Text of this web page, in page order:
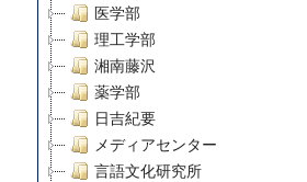
医学部
理工学部
湘南藤沢
薬学部
日吉紀要
メディアセンター
言語文化研究所